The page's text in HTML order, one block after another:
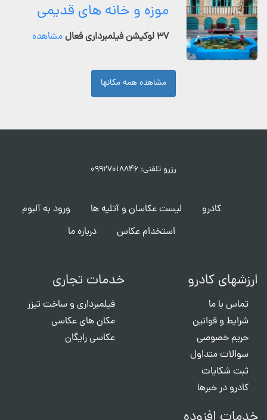
موزه و خانه های قدیمی
۳۷ لوکیشن فیلمبرداری فعال مشاهده
مشاهده همه مکانها
رزرو تلفنی: ۰۹۹۲۷۰۱۸۸۴۶
کادرو لیست عکاسان و آتلیه ها
ورود به آلبوم
استخدام عکاس
درباره ما
ارزشهای کادرو
تماس با ما
شرایط و قوانین
حریم خصوصی
سوالات متداول
ثبت شکایات
کادرو در خبرها
خدمات تجاری
فیلمبرداری و ساخت تیزر
مکان های عکاسی
عکاسی رایگان